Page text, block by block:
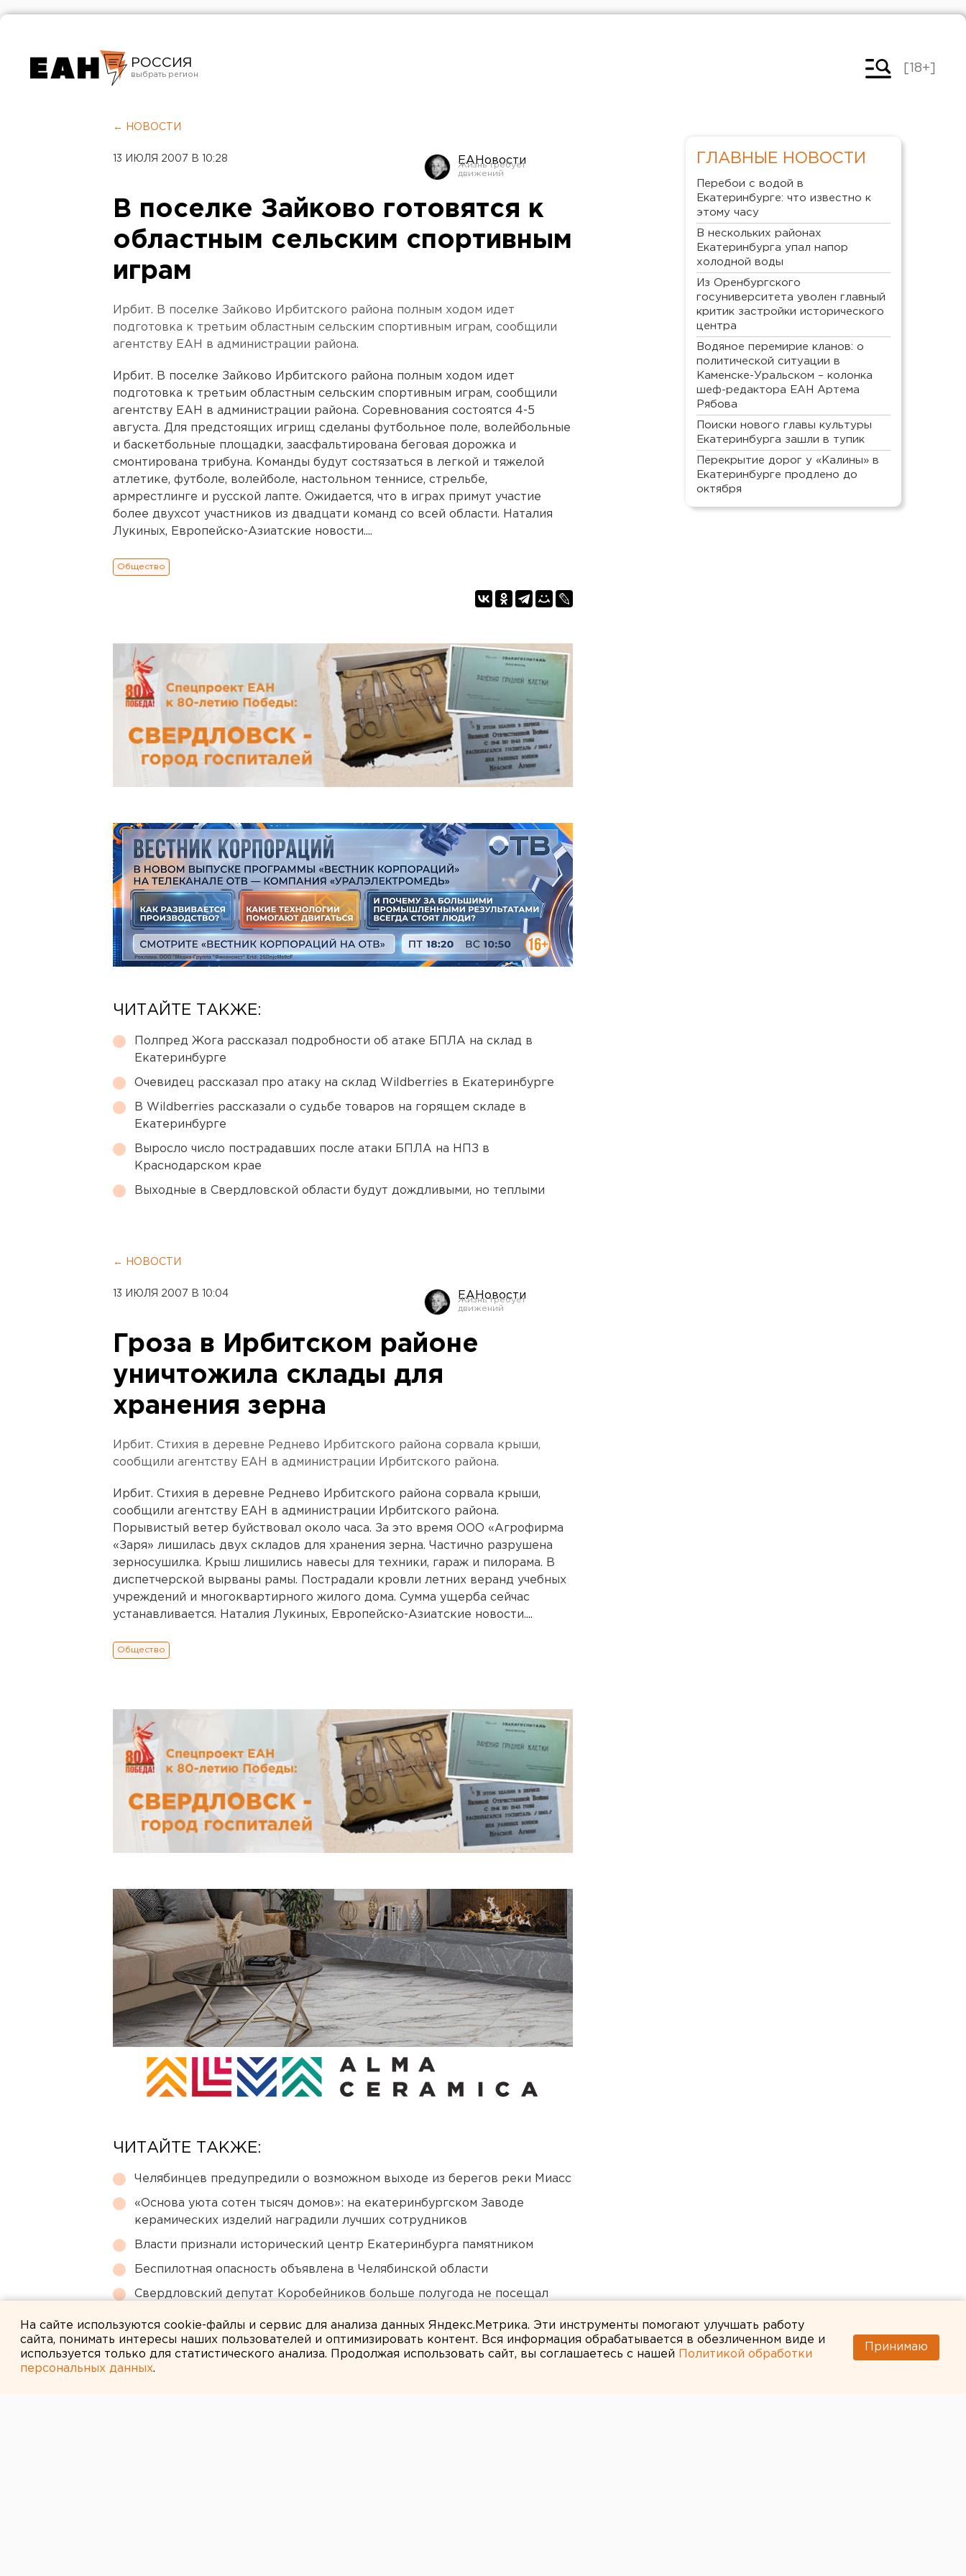
РОССИЯ
Челябинск
[18+]
← НОВОСТИ
13 ИЮЛЯ 2007 В 10:28 ЕАНовости
В поселке Зайково готовятся к
областным сельским спортивным
играм
Ирбит. В поселке Зайково Ирбитского района полным ходом идет
подготовка к третьим областным сельским спортивным играм, сообщили
агентству ЕАН в администрации района.
Ирбит. В поселке Зайково Ирбитского района полным ходом идет
подготовка к третьим областным сельским спортивным играм, сообщили
агентству ЕАН в администрации района. Соревнования состоятся 4-5
августа. Для предстоящих игрищ сделаны футбольное поле, волейбольные
и баскетбольные площадки, заасфальтирована беговая дорожка и
смонтирована трибуна. Команды будут состязаться в легкой и тяжелой
атлетике, футболе, волейболе, настольном теннисе, стрельбе,
армрестлинге и русской лапте. Ожидается, что в играх примут участие
более двухсот участников из двадцати команд со всей области. Наталия
Лукиных, Европейско-Азиатские новости....
Общество
ЧИТАЙТЕ ТАКЖЕ:
Полпред Жога рассказал подробности об атаке БПЛА на склад в
Екатеринбурге
Очевидец рассказал про атаку на склад Wildberries в Екатеринбурге
В Wildberries рассказали о судьбе товаров на горящем складе в
Екатеринбурге
Выросло число пострадавших после атаки БПЛА на НПЗ в
Краснодарском крае
Выходные в Свердловской области будут дождливыми, но теплыми
← НОВОСТИ
13 ИЮЛЯ 2007 В 10:04 ЕАНовости
Гроза в Ирбитском районе
уничтожила склады для
хранения зерна
Ирбит. Стихия в деревне Реднево Ирбитского района сорвала крыши,
сообщили агентству ЕАН в администрации Ирбитского района.
Ирбит. Стихия в деревне Реднево Ирбитского района сорвала крыши,
сообщили агентству ЕАН в администрации Ирбитского района.
Порывистый ветер буйствовал около часа. За это время ООО «Агрофирма
«Заря» лишилась двух складов для хранения зерна. Частично разрушена
зерносушилка. Крыш лишились навесы для техники, гараж и пилорама. В
диспетчерской вырваны рамы. Пострадали кровли летних веранд учебных
учреждений и многоквартирного жилого дома. Сумма ущерба сейчас
устанавливается. Наталия Лукиных, Европейско-Азиатские новости....
Общество
ЧИТАЙТЕ ТАКЖЕ:
Челябинцев предупредили о возможном выходе из берегов реки Миасс
«Основа уюта сотен тысяч домов»: на екатеринбургском Заводе
керамических изделий наградили лучших сотрудников
Власти признали исторический центр Екатеринбурга памятником
Беспилотная опасность объявлена в Челябинской области
Свердловский депутат Коробейников больше полугода не посещал
ГЛАВНЫЕ НОВОСТИ
Перебои с водой в
Екатеринбурге: что известно к
этому часу
В нескольких районах
Екатеринбурга упал напор
холодной воды
Из Оренбургского
госуниверситета уволен главный
критик застройки исторического
центра
Водяное перемирие кланов: о
политической ситуации в
Каменске-Уральском – колонка
шеф-редактора ЕАН Артема
Рябова
Поиски нового главы культуры
Екатеринбурга зашли в тупик
Перекрытие дорог у «Калины» в
Екатеринбурге продлено до
октября
На сайте используются cookie-файлы и сервис для анализа данных Яндекс.Метрика. Эти инструменты помогают улучшать работу
сайта, понимать интересы наших пользователей и оптимизировать контент. Вся информация обрабатывается в обезличенном виде и
используется только для статистического анализа. Продолжая использовать сайт, вы соглашаетесь с нашей
Политикой обработки
персональных данных.
Принимаю